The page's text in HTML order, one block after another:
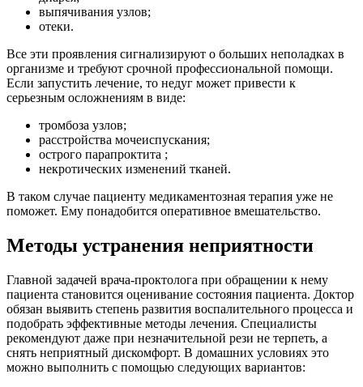
выпячивания узлов;
отеки.
Все эти проявления сигнализируют о больших неполадках в
организме и требуют срочной профессиональной помощи.
Если запустить лечение, то недуг может привести к
серьезным осложнениям в виде:
тромбоза узлов;
расстройства мочеиспускания;
острого парапроктита ;
некротических изменений тканей.
В таком случае пациенту медикаментозная терапия уже не
поможет. Ему понадобится оперативное вмешательство.
Методы устранения неприятности
Главной задачей врача-проктолога при обращении к нему
пациента становится оценивание состояния пациента. Доктор
обязан выявить степень развития воспалительного процесса и
подобрать эффективные методы лечения. Специалисты
рекомендуют даже при незначительной рези не терпеть, а
снять неприятный дискомфорт. В домашних условиях это
можно выполнить с помощью следующих вариантов: